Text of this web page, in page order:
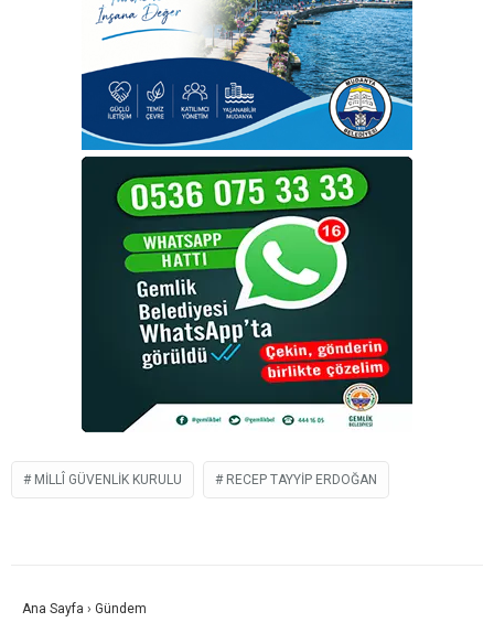
MILLÎ GÜVENLIK KURULU RECEP TAYYIP ERDOĞAN
Ana Sayfa › Gündem